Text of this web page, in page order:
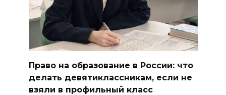
Право на образование в России: что
делать девятиклассникам, если не
взяли в профильный класс